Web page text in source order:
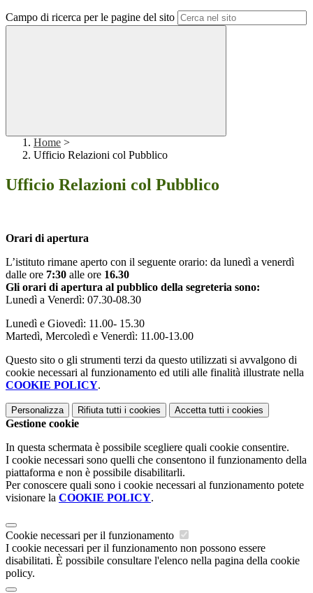
Campo di ricerca per le pagine del sito
Home >
Ufficio Relazioni col Pubblico
Ufficio Relazioni col Pubblico
Orari di apertura
L’istituto rimane aperto con il seguente orario: da lunedì a venerdì
dalle ore 7:30 alle ore 16.30
Gli orari di apertura al pubblico della segreteria sono:
Lunedì a Venerdì: 07.30-08.30
Lunedì e Giovedì: 11.00- 15.30
Martedì, Mercoledì e Venerdì: 11.00-13.00
Questo sito o gli strumenti terzi da questo utilizzati si avvalgono di
cookie necessari al funzionamento ed utili alle finalità illustrate nella
COOKIE POLICY.
Personalizza Rifiuta tutti i cookies Accetta tutti i cookies
Gestione cookie
In questa schermata è possibile scegliere quali cookie consentire.
I cookie necessari sono quelli che consentono il funzionamento della
piattaforma e non è possibile disabilitarli.
Per conoscere quali sono i cookie necessari al funzionamento potete
visionare la COOKIE POLICY.
Cookie necessari per il funzionamento
I cookie necessari per il funzionamento non possono essere
disabilitati. È possibile consultare l'elenco nella pagina della cookie
policy.